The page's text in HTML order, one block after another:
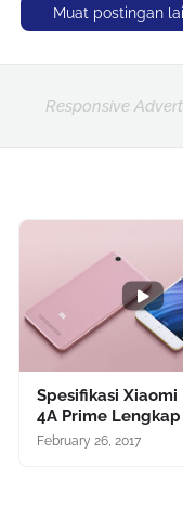
Muat postingan
Responsive
Spesifikasi Xiaomi
4A Prime Lengkap
February 26, 2017